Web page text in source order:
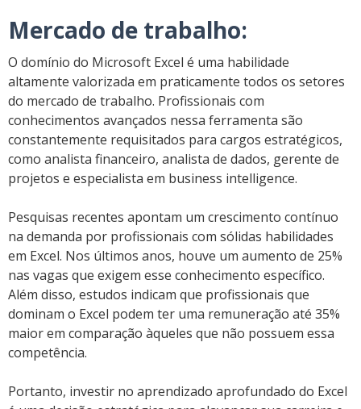
Mercado de trabalho:
O domínio do Microsoft Excel é uma habilidade
altamente valorizada em praticamente todos os setores
do mercado de trabalho. Profissionais com
conhecimentos avançados nessa ferramenta são
constantemente requisitados para cargos estratégicos,
como analista financeiro, analista de dados, gerente de
projetos e especialista em business intelligence.
Pesquisas recentes apontam um crescimento contínuo
na demanda por profissionais com sólidas habilidades
em Excel. Nos últimos anos, houve um aumento de 25%
nas vagas que exigem esse conhecimento específico.
Além disso, estudos indicam que profissionais que
dominam o Excel podem ter uma remuneração até 35%
maior em comparação àqueles que não possuem essa
competência.
Portanto, investir no aprendizado aprofundado do Excel